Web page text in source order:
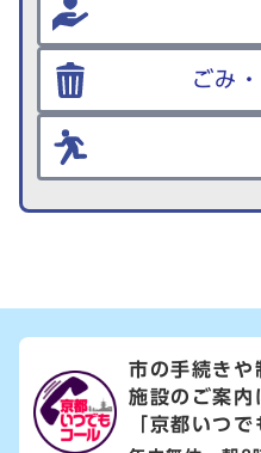
ごみ
市の手続きや
施設のご案内
「京都いつで